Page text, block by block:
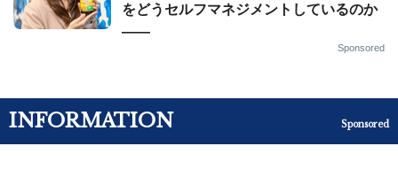
をどうセルフマネジメントしているのか
——
Sponsored
INFORMATION Sponsored